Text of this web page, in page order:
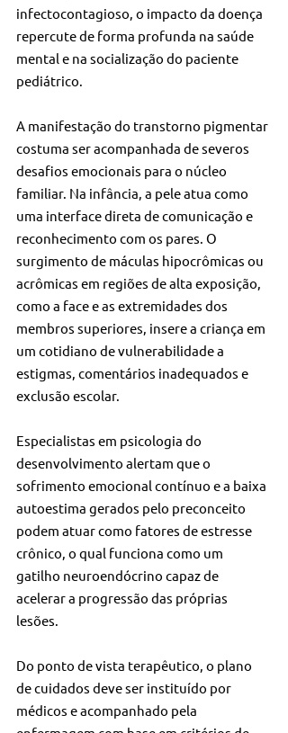
infectocontagioso, o impacto da doença
repercute de forma profunda na saúde
mental e na socialização do paciente
pediátrico.
A manifestação do transtorno pigmentar
costuma ser acompanhada de severos
desafios emocionais para o núcleo
familiar. Na infância, a pele atua como
uma interface direta de comunicação e
reconhecimento com os pares. O
surgimento de máculas hipocrômicas ou
acrômicas em regiões de alta exposição,
como a face e as extremidades dos
membros superiores, insere a criança em
um cotidiano de vulnerabilidade a
estigmas, comentários inadequados e
exclusão escolar.
Especialistas em psicologia do
desenvolvimento alertam que o
sofrimento emocional contínuo e a baixa
autoestima gerados pelo preconceito
podem atuar como fatores de estresse
crônico, o qual funciona como um
gatilho neuroendócrino capaz de
acelerar a progressão das próprias
lesões.
Do ponto de vista terapêutico, o plano
de cuidados deve ser instituído por
médicos e acompanhado pela